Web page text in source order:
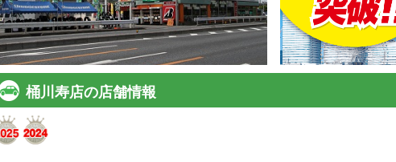
桶川寿店の店舗情報